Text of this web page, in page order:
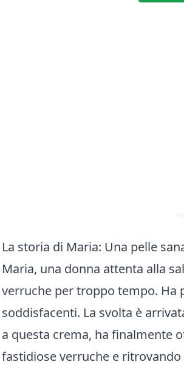
La storia di Maria: Una pelle
Maria, una donna attenta alla
verruche per troppo tempo. Ha
soddisfacenti. La svolta è
a questa crema, ha finalmente
fastidiose verruche e ritrovando